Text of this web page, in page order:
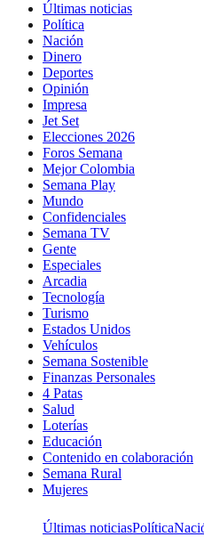
Últimas noticias
Política
Nación
Dinero
Deportes
Opinión
Impresa
Jet Set
Elecciones 2026
Foros Semana
Mejor Colombia
Semana Play
Mundo
Confidenciales
Semana TV
Gente
Especiales
Arcadia
Tecnología
Turismo
Estados Unidos
Vehículos
Semana Sostenible
Finanzas Personales
4 Patas
Salud
Loterías
Educación
Contenido en colaboración
Semana Rural
Mujeres
Últimas noticiasPolítica